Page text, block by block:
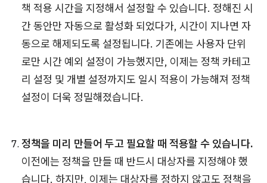
책 적용 시간을 지정해서 설정할 수 있습니다. 정해진 시
간 동안만 자동으로 활성화 되었다가, 시간이 지나면 자
동으로 해제되도록 설정됩니다. 기존에는 사용자 단위
로만 시간 예외 설정이 가능했지만, 이제는 정책 카테고
리 설정 및 개별 설정까지도 일시 적용이 가능해져 정책
설정이 더욱 정밀해졌습니다.
정책을 미리 만들어 두고 필요할 때 적용할 수 있습니다.
이전에는 정책을 만들 때 반드시 대상자를 지정해야 했
습니다. 하지만, 이제는 대상자를 정하지 않고도 정책을